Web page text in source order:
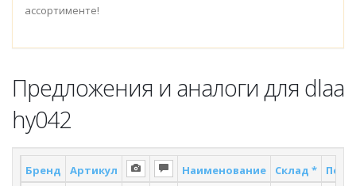
ассортименте!
Предложения и аналоги для dlaa
hy042
Бренд Артикул Наименование Склад *